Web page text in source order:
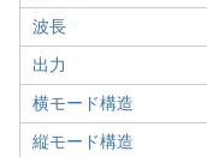
波長
出力
横モード構造
縦モード構造